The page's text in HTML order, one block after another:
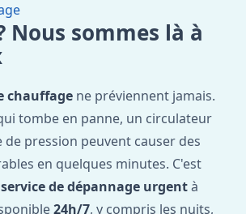
Nous sommes là à
chauffage ne préviennent jamais.
tombe en panne, un circulateur
de pression peuvent causer des
en quelques minutes. C'est
service de dépannage urgentà
24h/7, y compris les nuits,